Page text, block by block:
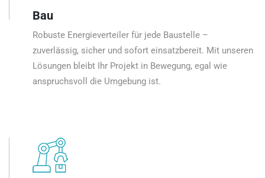
Bau
Robuste Energieverteiler für jede Baustelle –
zuverlässig, sicher und sofort einsatzbereit. Mit unseren
Lösungen bleibt Ihr Projekt in Bewegung, egal wie
anspruchsvoll die Umgebung ist.